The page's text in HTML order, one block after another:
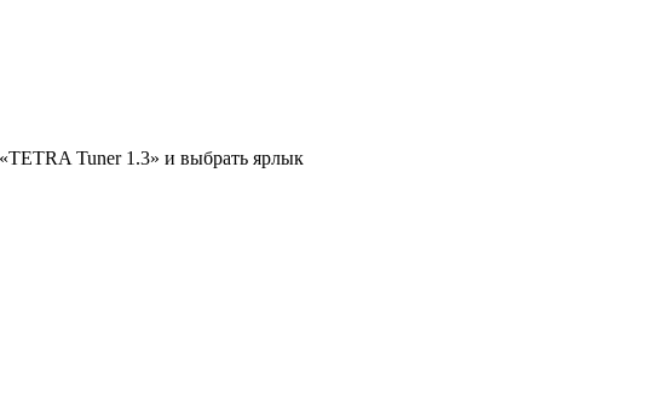
Tuner 1.3» и выбрать ярлык